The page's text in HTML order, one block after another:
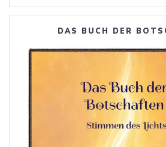
DAS BUCH DER